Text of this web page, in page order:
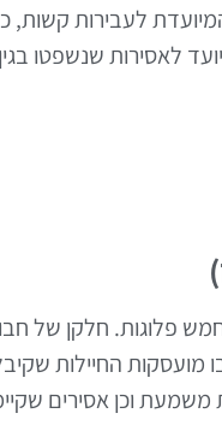
לעבירות קשות,
לאסירות שנשפטו
פלוגות. חלקן של
החיילות
משמעת וכן אסירים